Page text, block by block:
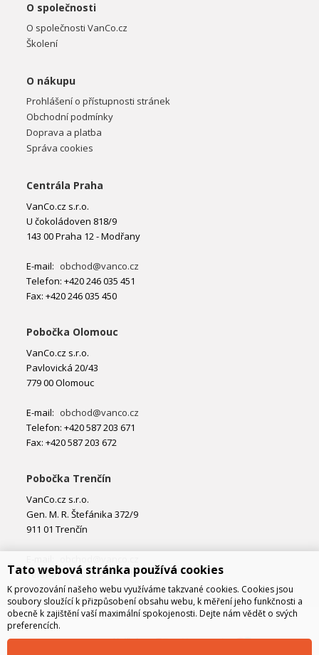
O společnosti
O společnosti VanCo.cz
Školení
O nákupu
Prohlášení o přístupnosti stránek
Obchodní podmínky
Doprava a platba
Správa cookies
Centrála Praha
VanCo.cz s.r.o.
U čokoládoven 818/9
143 00 Praha 12 - Modřany
E-mail: obchod@vanco.cz
Telefon: +420 246 035 451
Fax: +420 246 035 450
Pobočka Olomouc
VanCo.cz s.r.o.
Pavlovická 20/43
779 00 Olomouc
E-mail: obchod@vanco.cz
Telefon: +420 587 203 671
Fax: +420 587 203 672
Pobočka Trenčín
VanCo.cz s.r.o.
Gen. M. R. Štefánika 372/9
911 01 Trenčín
Telefon: +421 32 877 74 02
Tato webová stránka používá cookies
K provozování našeho webu využíváme takzvané cookies. Cookies jsou
soubory sloužící k přizpůsobení obsahu webu, k měření jeho funkčnosti a
obecně k zajištění vaší maximální spokojenosti. Dejte nám vědět o svých
preferencích.